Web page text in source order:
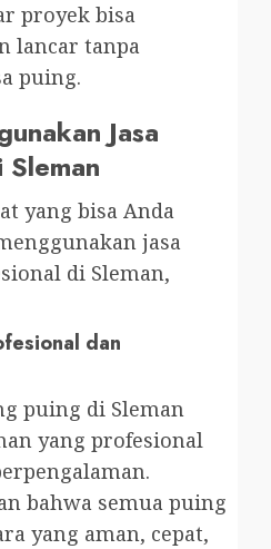
proyek bisa
lancar tanpa
puing.
Jasa
yang bisa Anda
jasa
di Sleman,
dan
puing di Sleman
yang profesional
bahwa semua puing
yang aman, cepat,